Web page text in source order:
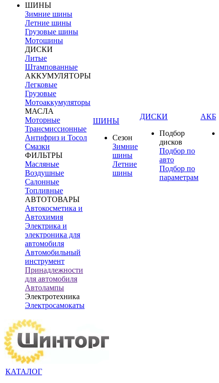
ШИНЫ
Зимние шины
Летние шины
Грузовые шины
Мотошины
ДИСКИ
Литые
Штампованные
АККУМУЛЯТОРЫ
Легковые
Грузовые
Мотоаккумуляторы
МАСЛА
Моторные
Трансмиссионные
Антифриз и Тосол
Смазки
ФИЛЬТРЫ
Масляные
Воздушные
Салонные
Топливные
АВТОТОВАРЫ
Автокосметика и
Автохимия
Электрика и
электроника для
автомобиля
Автомобильный
инструмент
Принадлежности
для автомобиля
Автолампы
Электротехника
Электросамокаты
ШИНЫ
Сезон
Зимние
шины
Летние
шины
ДИСКИ
Подбор
дисков
Подбор по
авто
Подбор по
параметрам
АКБ
КАТАЛОГ